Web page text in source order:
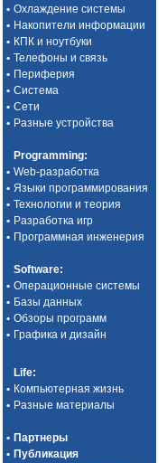
• Охлаждение системы
• Накопители информации
• КПК и ноутбуки
• Телефоны и связь
• Периферия
• Система
• Сети
• Разные устройства
Programming:
• Web-разработка
• Языки программирования
• Технологии и теория
• Разработка игр
• Программная инженерия
Software:
• Операционные системы
• Базы данных
• Обзоры программ
• Графика и дизайн
Life:
• Компьютерная жизнь
• Разные материалы
• Партнеры
• Публикация